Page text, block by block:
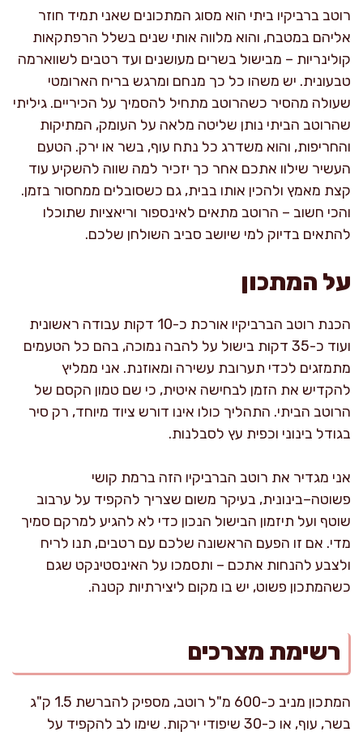
רוטב ברביקיו ביתי הוא מסוג המתכונים שאני תמיד חוזר
אליהם במטבח, והוא מלווה אותי שנים בשלל הרפתקאות
קולינריות – מבישול בשרים מעושנים ועד רטבים לשווארמה
טבעונית. יש משהו כל כך מנחם ומרגש בריח הארומטי
שעולה מהסיר כשהרוטב מתחיל להסמיך על הכיריים. גיליתי
שהרוטב הביתי נותן שליטה מלאה על העומק, המתיקות
והחריפות, והוא משדרג כל נתח עוף, בשר או ירק. הטעם
העשיר שילוו אתכם אחר כך יזכיר למה שווה להשקיע עוד
קצת מאמץ ולהכין אותו בבית, גם כשסובלים ממחסור בזמן.
והכי חשוב – הרוטב מתאים לאינספור וריאציות שתוכלו
להתאים בדיוק למי שיושב סביב השולחן שלכם.
על המתכון
הכנת רוטב הברביקיו אורכת כ-10 דקות עבודה ראשונית
ועוד כ-35 דקות בישול על להבה נמוכה, בהם כל הטעמים
מתמזגים לכדי תערובת עשירה ומאוזנת. אני ממליץ
להקדיש את הזמן לבחישה איטית, כי שם טמון הקסם של
הרוטב הביתי. התהליך כולו אינו דורש ציוד מיוחד, רק סיר
בגודל בינוני וכפית עץ לסבלנות.
אני מגדיר את רוטב הברביקיו הזה ברמת קושי
פשוטה–בינונית, בעיקר משום שצריך להקפיד על ערבוב
שוטף ועל תיזמון הבישול הנכון כדי לא להגיע למרקם סמיך
מדי. אם זו הפעם הראשונה שלכם עם רטבים, תנו לריח
ולצבע להנחות אתכם – ותסמכו על האינסטינקט שגם
כשהמתכון פשוט, יש בו מקום ליצירתיות קטנה.
רשימת מצרכים
המתכון מניב כ-600 מ"ל רוטב, מספיק להברשת 1.5 ק"ג
בשר, עוף, או כ-30 שיפודי ירקות. שימו לב להקפיד על